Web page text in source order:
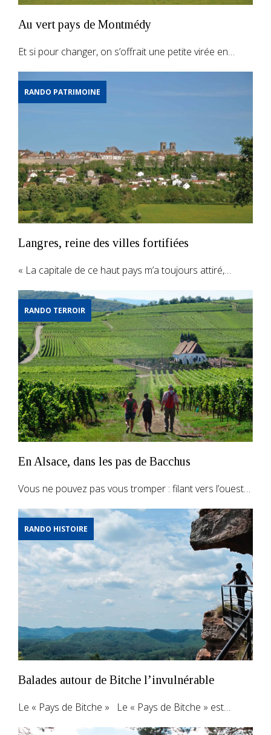
Au vert pays de Montmédy
Et si pour changer, on s’offrait une petite virée en…
RANDO PATRIMOINE
Langres, reine des villes fortifiées
« La capitale de ce haut pays m’a toujours attiré,…
RANDO TERROIR
En Alsace, dans les pas de Bacchus
Vous ne pouvez pas vous tromper : filant vers l’ouest…
RANDO HISTOIRE
Balades autour de Bitche l’invulnérable
Le « Pays de Bitche » Le « Pays de Bitche » est…